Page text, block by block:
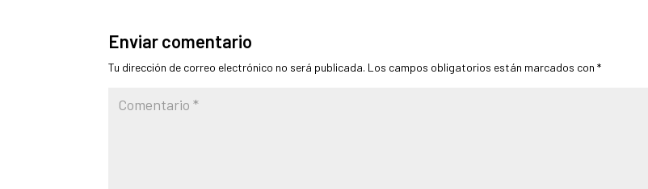
Enviar comentario
Tu dirección de correo electrónico no será publicada. Los campos obligatorios están marcados con*